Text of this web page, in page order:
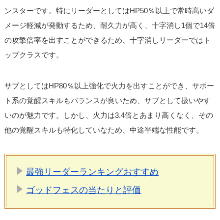
ンスターです。特にリーダーとしてはHP50％以上で常時高いダ
メージ軽減が発動するため、耐久力が高く、十字消し1個で14倍
の攻撃倍率を出すことができるため、十字消しリーダーではト
ップクラスです。
サブとしてはHP80％以上強化で火力を出すことができ、サポー
ト系の覚醒スキルもバランスが良いため、サブとして扱いやす
いのが魅力です。しかし、火力は3.4倍とあまり高くなく、その
他の覚醒スキルも特化していなため、中途半端な性能です。
最強リーダーランキングおすすめ
ゴッドフェスの当たりと評価